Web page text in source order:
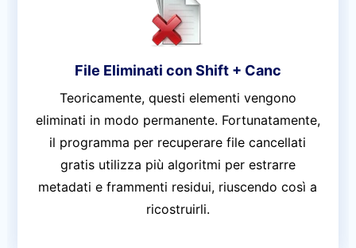
File Eliminati con Shift + Canc
Teoricamente, questi elementi vengono
eliminati in modo permanente. Fortunatamente,
il programma per recuperare file cancellati
gratis utilizza più algoritmi per estrarre
metadati e frammenti residui, riuscendo così a
ricostruirli.